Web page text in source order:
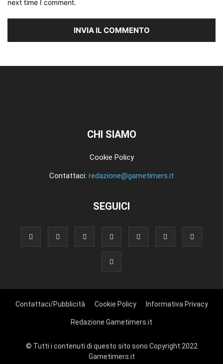
next time I comment.
CHI SIAMO
Cookie Policy
Contattaci: redazione@gametimers.it
SEGUICI
Contattaci/Pubblicità Cookie Policy Informativa Privacy
Redazione Gametimers.it
© Tutti i contenuti di questo sito sono Copyright 2022
Gametimers.it